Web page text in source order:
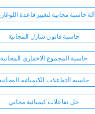
آلة حاسبة مجانية لتغيير قاعدة
حاسبة قانون شارل المجانية
حاسبة المجموع الاختباري المجانية
حاسبة التفاعلات الكيميائية
حل تفاعلات كيميائية مجاني